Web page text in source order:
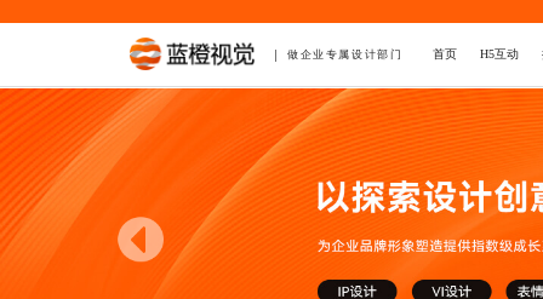
做企业专属设计部门 首页 H5互动